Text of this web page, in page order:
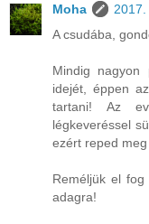
Moha
A csudába,
Mindig nagyon
idejét, éppen
tartani! Az
légkeveréssel
ezért reped
Reméljük el
adagra!